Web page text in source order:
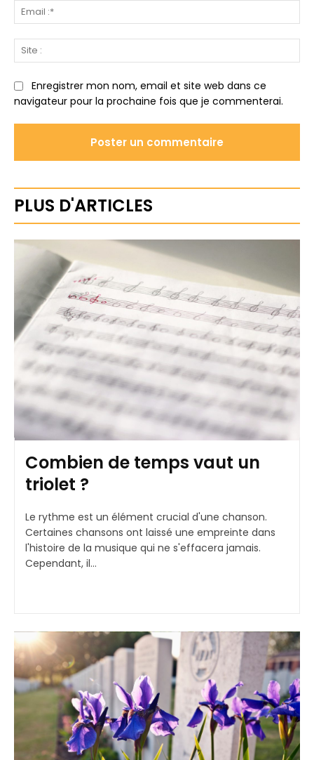
:*
:
Enregistrer mon nom, email et site web dans ce
navigateur pour la prochaine fois que je commenterai.
PLUS D'ARTICLES
Combien de temps vaut un
triolet ?
Le rythme est un élément crucial d'une chanson.
Certaines chansons ont laissé une empreinte dans
l'histoire de la musique qui ne s'effacera jamais.
Cependant, il...